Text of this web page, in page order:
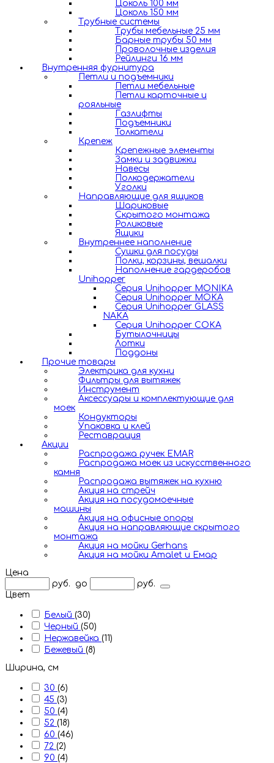
Цоколь 100 мм
Цоколь 150 мм
Трубные системы
Трубы мебельные 25 мм
Барные трубы 50 мм
Проволочные изделия
Рейлинги 16 мм
Внутренняя фурнитура
Петли и подъемники
Петли мебельные
Петли карточные и
рояльные
Газлифты
Подъемники
Толкатели
Крепеж
Крепежные элементы
Замки и задвижки
Навесы
Полкодержатели
Уголки
Направляющие для ящиков
Шариковые
Скрытого монтажа
Роликовые
Ящики
Внутреннее наполнение
Сушки для посуды
Полки, корзины, вешалки
Наполнение гардеробов
Unihopper
Серия Unihopper MONIKA
Серия Unihopper MOKA
Серия Unihopper GLASS
NAKA
Серия Unihopper COKA
Бутылочницы
Лотки
Поддоны
Прочие товары
Электрика для кухни
Фильтры для вытяжек
Инструмент
Аксессуары и комплектующие для
моек
Кондукторы
Упаковка и клей
Реставрация
Акции
Распродажа ручек EMAR
Распродажа моек из искусственного
камня
Распродажа вытяжек на кухню
Акция на стрейч
Акция на посудомоечные
машины
Акция на офисные опоры
Акция на направляющие скрытого
монтажа
Акция на мойки Gerhans
Акция на мойки Amalet и Емар
Цена
руб.
до
руб.
Цвет
Белый (30)
Черный (50)
Нержавейка (11)
Бежевый (8)
Ширина, см
30 (6)
45 (3)
50 (4)
52 (18)
60 (46)
72 (2)
90 (4)